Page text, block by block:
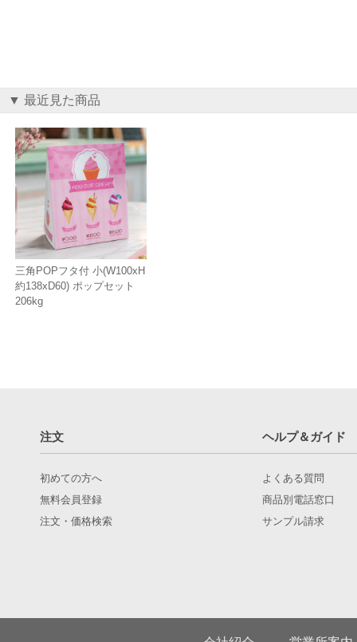
▼ 最近見た商品
三角POPフタ付 小(W100xH
約138xD60) ポップセット
206kg
注文 ヘルプ＆ガイド
初めての方へ
無料会員登録
注文・価格検索
よくある質問
商品別電話窓口
サンプル請求